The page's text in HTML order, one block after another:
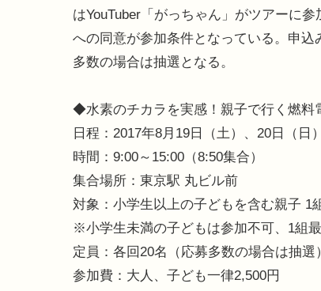
はYouTuber「がっちゃん」がツアーに
への同意が参加条件となっている。申
多数の場合は抽選となる。
◆水素のチカラを実感！親子で行く燃料
日程：2017年8月19日（土）、20日（日
時間：9:00～15:00（8:50集合）
集合場所：東京駅 丸ビル前
対象：小学生以上の子どもを含む親子 1
※小学生未満の子どもは参加不可、1組
定員：各回20名（応募多数の場合は抽選）
参加費：大人、子ども一律2,500円